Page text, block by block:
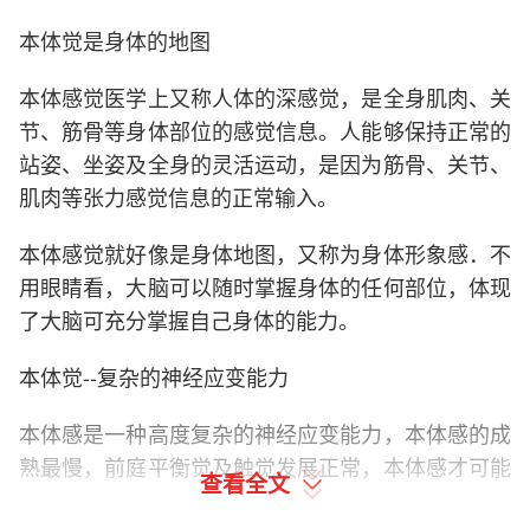
本体觉是身体的地图
本体感觉医学上又称人体的深感觉，是全身肌肉、关
节、筋骨等身体部位的感觉信息。人能够保持正常的
站姿、坐姿及全身的灵活运动，是因为筋骨、关节、
肌肉等张力感觉信息的正常输入。
本体感觉就好像是身体地图，又称为身体形象感．不
用眼睛看，大脑可以随时掌握身体的任何部位，体现
了大脑可充分掌握自己身体的能力。
本体觉--复杂的神经应变能力
本体感是一种高度复杂的神经应变能力，本体感的成
熟最慢，前庭平衡觉及触觉发展正常，本体感才可能
正常。从简单的动作，如吃饭脱衣服、写字、骑车，
查看全文